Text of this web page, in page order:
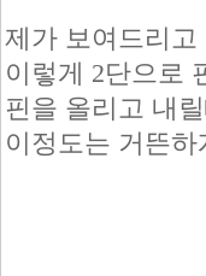
제가 보여드리
이렇게 2단으로
핀을 올리고 내
이정도는 거뜬하